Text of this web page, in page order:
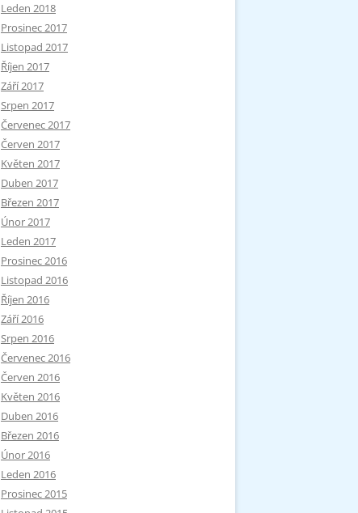
Leden 2018
Prosinec 2017
Listopad 2017
Říjen 2017
Září 2017
Srpen 2017
Červenec 2017
Červen 2017
Květen 2017
Duben 2017
Březen 2017
Únor 2017
Leden 2017
Prosinec 2016
Listopad 2016
Říjen 2016
Září 2016
Srpen 2016
Červenec 2016
Červen 2016
Květen 2016
Duben 2016
Březen 2016
Únor 2016
Leden 2016
Prosinec 2015